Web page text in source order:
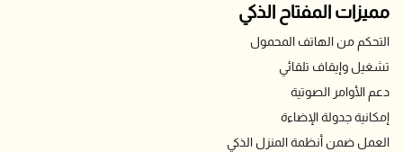
مميزات المفتاح الذكي
التحكم من الهاتف المحمول
تشغيل وإيقاف تلقائي
دعم الأوامر الصوتية
إمكانية جدولة الإضاءة
العمل ضمن أنظمة المنزل الذكي